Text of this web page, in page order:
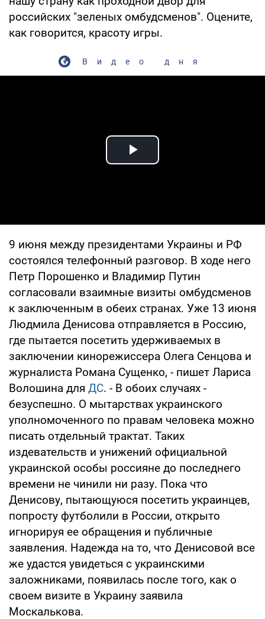
российских "зеленых омбудсменов". Оцените,
как говорится, красоту игры.
Видео дня
Play Video
9 июня между президентами Украины и РФ
состоялся телефонный разговор. В ходе него
Петр Порошенко и Владимир Путин
согласовали взаимные визиты омбудсменов
к заключенным в обеих странах. Уже 13 июня
Людмила Денисова отправляется в Россию,
где пытается посетить удерживаемых в
заключении кинорежиссера Олега Сенцова и
журналиста Романа Сущенко, - пишет Лариса
Волошина для ДС. - В обоих случаях -
безуспешно. О мытарствах украинского
уполномоченного по правам человека можно
писать отдельный трактат. Таких
издевательств и унижений официальной
украинской особы россияне до последнего
времени не чинили ни разу. Пока что
Денисову, пытающуюся посетить украинцев,
попросту футболили в России, открыто
игнорируя ее обращения и публичные
заявления. Надежда на то, что Денисовой все
же удастся увидеться с украинскими
заложниками, появилась после того, как о
своем визите в Украину заявила
Москалькова.